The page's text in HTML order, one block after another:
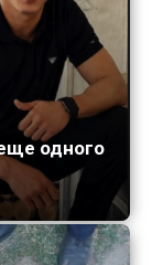
одного